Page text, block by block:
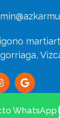
WhatsApp